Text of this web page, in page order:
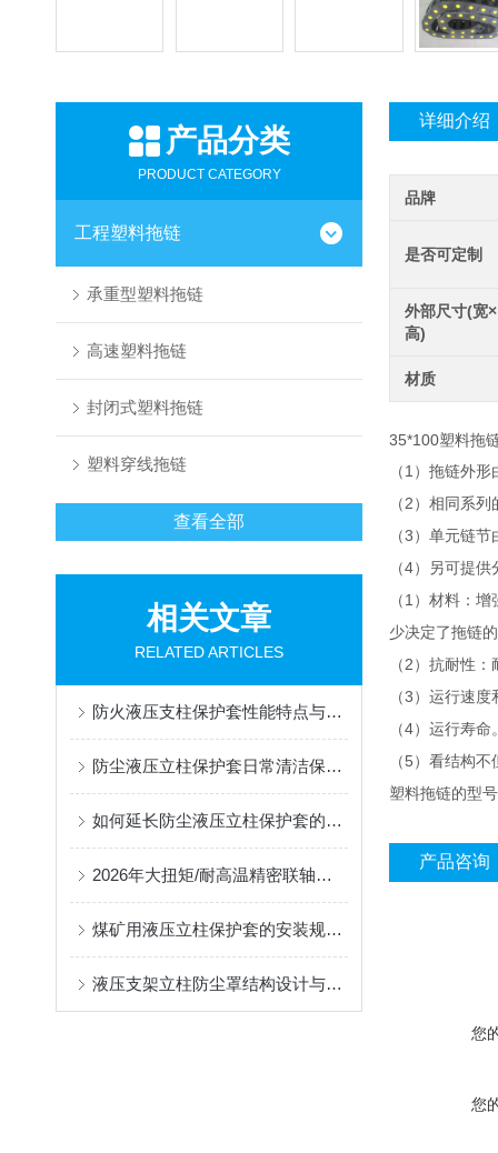
产品分类
PRODUCT CATEGORY
工程塑料拖链
承重型塑料拖链
高速塑料拖链
封闭式塑料拖链
塑料穿线拖链
查看全部
相关文章
RELATED ARTICLES
防火液压支柱保护套性能特点与阻燃防护应用
防尘液压立柱保护套日常清洁保养与更换规范
如何延长防尘液压立柱保护套的使用寿命？
2026年大扭矩/耐高温精密联轴器定制找哪家？能实现精准定制的优质厂家盘点
煤矿用液压立柱保护套的安装规范与使用寿命提升方案
液压支架立柱防尘罩结构设计与密封防护原理
详细介绍
品牌
是否可定制
外部尺寸(宽×
高)
材质
35*100塑料拖
（ 1 ）拖链外形
（ 2 ）相同系列
（3 ）单元链节
（4）另可提供
（ 1 ）材料：增
少决定了拖链
（ 2 ）抗耐性：
（3 ）运行速度
（4）运行寿命
（5 ）看结构
塑料拖链的型
产品咨询
您
您